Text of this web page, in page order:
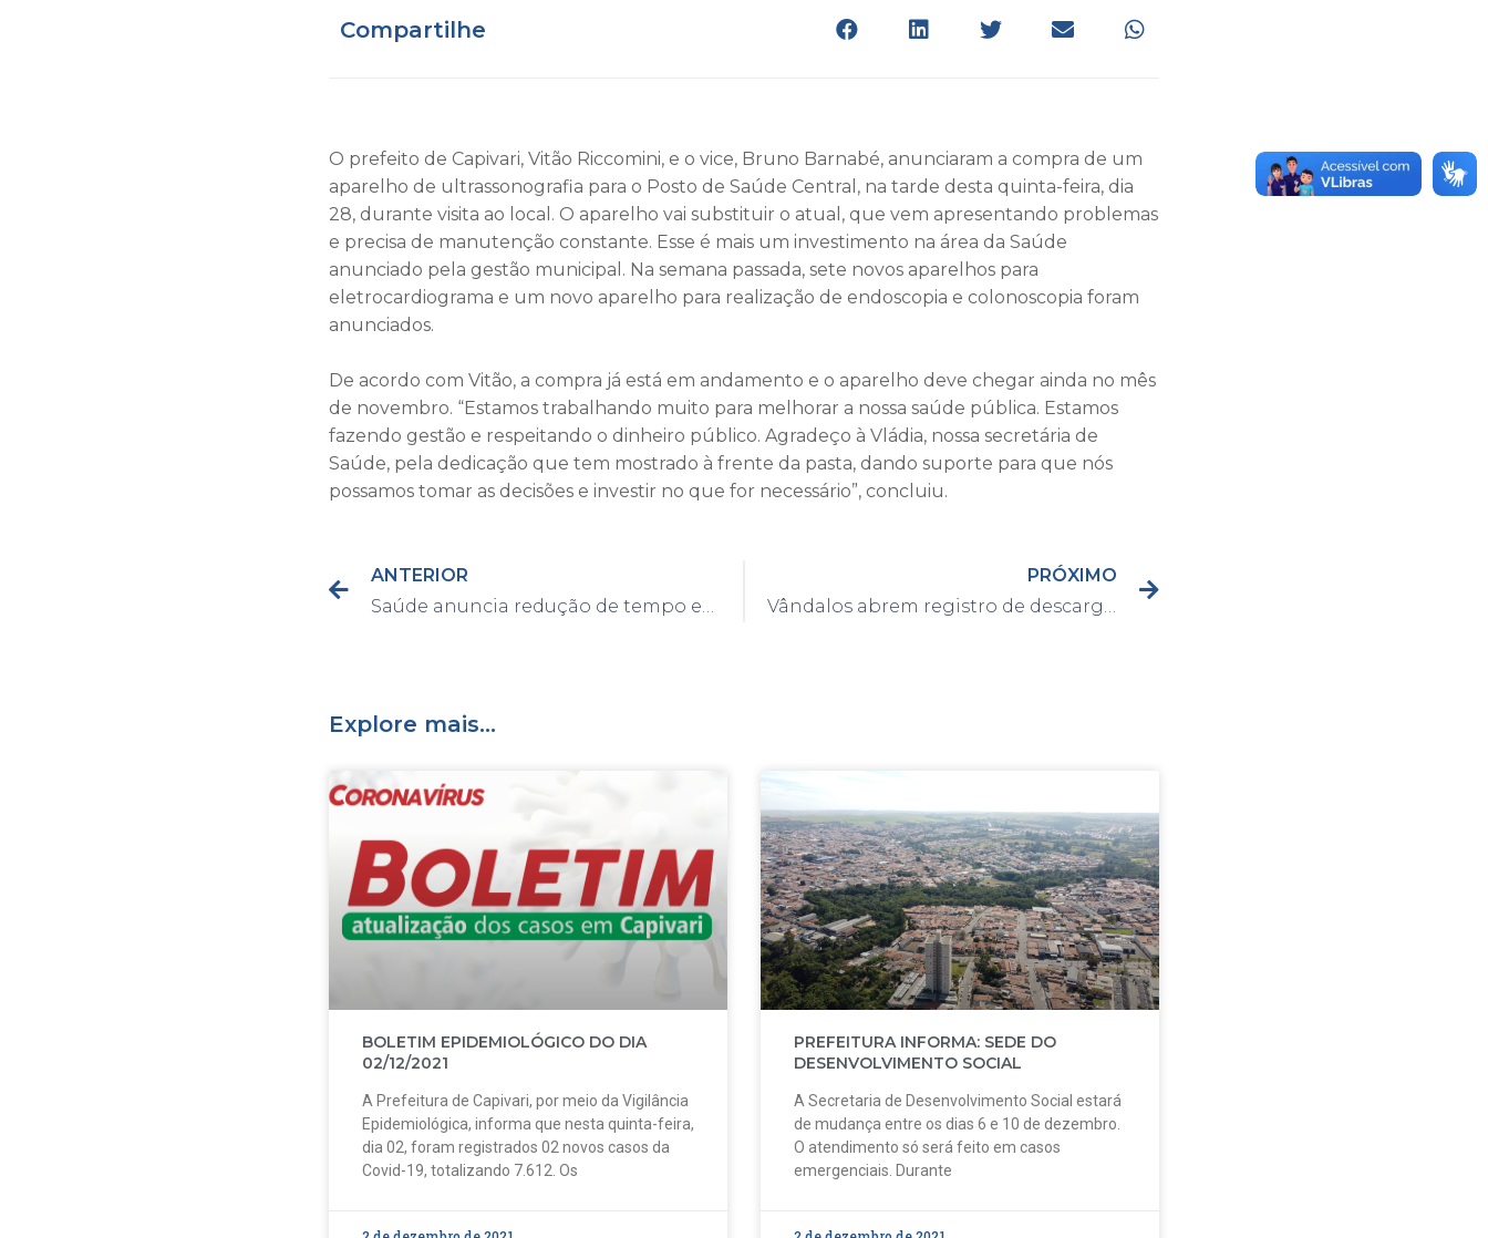
Compartilhe
O prefeito de Capivari, Vitão Riccomini, e o vice, Bruno Barnabé, anunciaram a compra de um
aparelho de ultrassonografia para o Posto de Saúde Central, na tarde desta quinta-feira, dia
28, durante visita ao local. O aparelho vai substituir o atual, que vem apresentando problemas
e precisa de manutenção constante. Esse é mais um investimento na área da Saúde
anunciado pela gestão municipal. Na semana passada, sete novos aparelhos para
eletrocardiograma e um novo aparelho para realização de endoscopia e colonoscopia foram
anunciados.
De acordo com Vitão, a compra já está em andamento e o aparelho deve chegar ainda no mês
de novembro. “Estamos trabalhando muito para melhorar a nossa saúde pública. Estamos
fazendo gestão e respeitando o dinheiro público. Agradeço à Vládia, nossa secretária de
Saúde, pela dedicação que tem mostrado à frente da pasta, dando suporte para que nós
possamos tomar as decisões e investir no que for necessário”, concluiu.
ANTERIOR
PRÓXIMO
Explore mais...
BOLETIM EPIDEMIOLÓGICO DO DIA
02/12/2021
A Prefeitura de Capivari, por meio da Vigilância
Epidemiológica, informa que nesta quinta-feira,
dia 02, foram registrados 02 novos casos da
Covid-19, totalizando 7.612. Os
PREFEITURA INFORMA: SEDE DO
DESENVOLVIMENTO SOCIAL
A Secretaria de Desenvolvimento Social estará
de mudança entre os dias 6 e 10 de dezembro.
O atendimento só será feito em casos
emergenciais. Durante